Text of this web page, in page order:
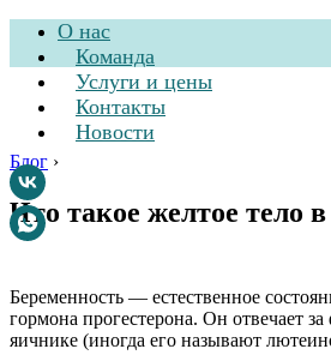
О нас
Команда
Услуги и цены
Контакты
Новости
Блог ›
Что такое желтое тело
Беременность — естественное
гормона прогестерона. Он отвечает
яичнике (иногда его называют